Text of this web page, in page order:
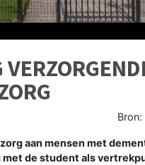
Bron:
aan mensen met
de student als